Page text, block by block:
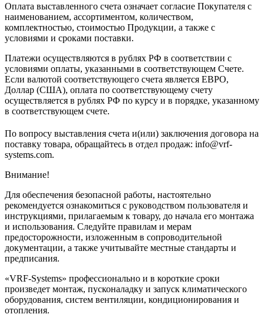
Оплата выставленного счета означает согласие Покупателя с
наименованием, ассортиментом, количеством,
комплектностью, стоимостью Продукции, а также с
условиями и сроками поставки.
Платежи осуществляются в рублях РФ в соответствии с
условиями оплаты, указанными в соответствующем Счете.
Если валютой соответствующего счета является ЕВРО,
Доллар (США), оплата по соответствующему cчету
осуществляется в рублях РФ по курсу и в порядке, указанному
в соответствующем cчете.
По вопросу выставления счета и(или) заключения договора на
поставку товара, обращайтесь в отдел продаж: info@vrf-
systems.com.
Внимание!
Для обеспечения безопасной работы, настоятельно
рекомендуется ознакомиться с руководством пользователя и
инструкциями, прилагаемым к товару, до начала его монтажа
и использования. Следуйте правилам и мерам
предосторожности, изложенным в сопроводительной
документации, а также учитывайте местные стандарты и
предписания.
«VRF-Systems» профессионально и в короткие сроки
произведет монтаж, пусконаладку и запуск климатического
оборудования, систем вентиляции, кондиционирования и
отопления.